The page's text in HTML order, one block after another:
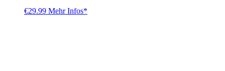
€29.99 Mehr Infos*